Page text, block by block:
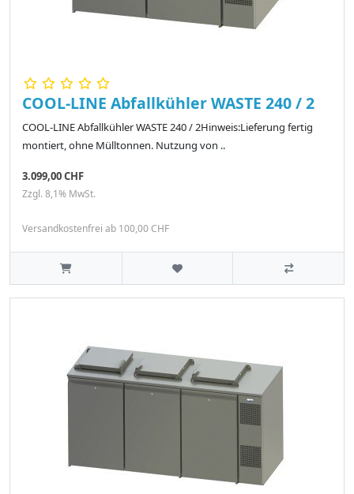
COOL-LINE Abfallkühler WASTE 240 / 2
COOL-LINE Abfallkühler WASTE 240 / 2Hinweis:Lieferung fertig
montiert, ohne Mülltonnen. Nutzung von ..
3.099,00 CHF
Zzgl. 8,1% MwSt.
Versandkostenfrei ab 100,00 CHF